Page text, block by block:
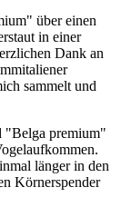
über einen
in einer
Dank an
sammelt und
"Belga premium"
länger in den
Körnerspender